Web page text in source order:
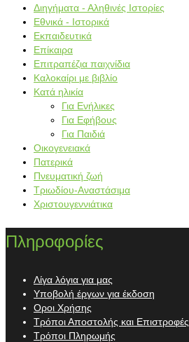
Διηγήματα - Αληθινές Ιστορίες
Εθνικά - Ιστορικά
Εκπαιδευτικά
Επίκαιρα
Επιτραπέζια παιχνίδια
Καλοκαίρι με βιβλίο
Κατά ηλικία
Για Ενήλικες
Για Εφήβους
Για Παιδιά
Οικογενειακά
Πατερικά
Πνευματική ζωή
Τριωδίου-Αναστάσιμα
Χριστουγεννιάτικα
Πληροφορίες
Λίγα λόγια για μας
Υποβολή έργων για έκδοση
Οροι Χρήσης
Τρόποι Αποστολής και Επιστροφές
Τρόποι Πληρωμής